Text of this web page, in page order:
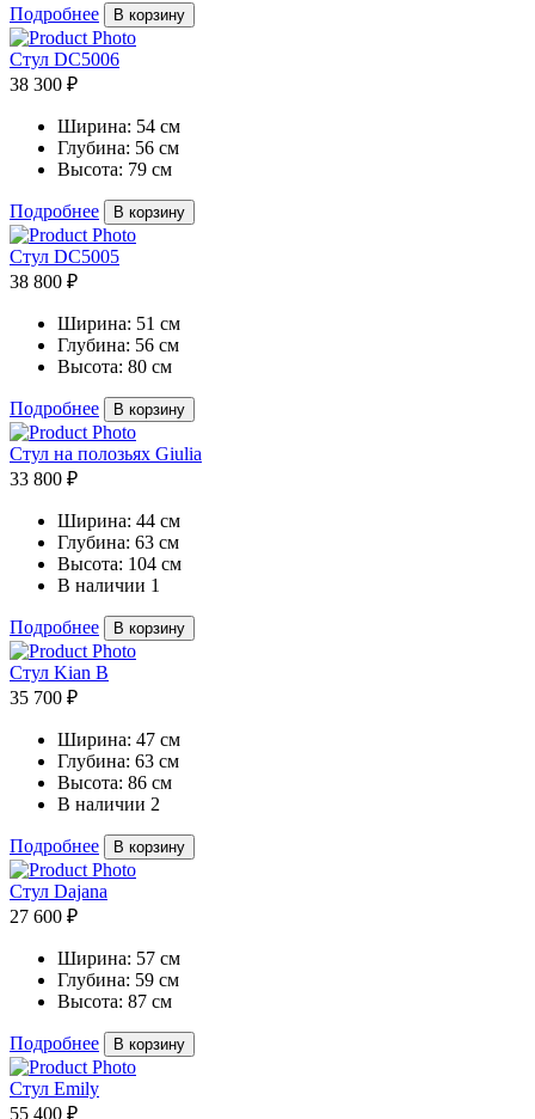
Подробнее В корзину
Стул DC5006
38 300 ₽
Ширина: 54 см
Глубина: 56 см
Высота: 79 см
Подробнее В корзину
Стул DC5005
38 800 ₽
Ширина: 51 см
Глубина: 56 см
Высота: 80 см
Подробнее В корзину
Стул на полозьях Giulia
33 800 ₽
Ширина: 44 см
Глубина: 63 см
Высота: 104 см
В наличии 1
Подробнее В корзину
Стул Kian B
35 700 ₽
Ширина: 47 см
Глубина: 63 см
Высота: 86 см
В наличии 2
Подробнее В корзину
Стул Dajana
27 600 ₽
Ширина: 57 см
Глубина: 59 см
Высота: 87 см
Подробнее В корзину
Стул Emily
55 400 ₽